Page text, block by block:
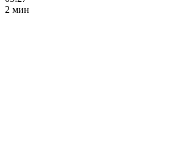
2 мин